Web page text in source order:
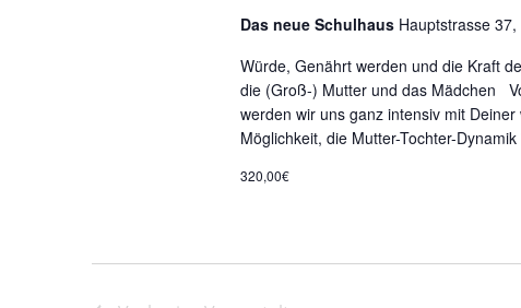
Das neue Schulhaus Hauptstrasse
Würde, Genährt werden und die Kraft
die (Groß-) Mutter und das Mädchen
werden wir uns ganz intensiv mit
Möglichkeit, die Mutter-Tochter-
320,00€